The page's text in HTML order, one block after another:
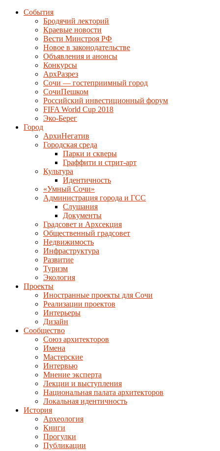
События
Бродячий лекторий
Краевые новости
Вести Минстроя РФ
Новое в законодательстве
Объявления и анонсы
Конкурсы
АрхРазрез
Сочи — гостеприимный город
СочиПешком
Российский инвестиционный форум
FIFA World Cup 2018
Эко-Берег
Город
АрхиНегатив
Городская среда
Парки и скверы
Граффити и стрит-арт
Культура
Идентичность
«Умный Сочи»
Администрация города и ГСС
Слушания
Документы
Градсовет и Архсекция
Общественный градсовет
Недвижимость
Инфраструктура
Развитие
Туризм
Экология
Проекты
Иностранные проекты для Сочи
Реализации проектов
Интерьеры
Дизайн
Сообщество
Союз архитекторов
Имена
Мастерские
Интервью
Мнение эксперта
Лекции и выступления
Национальная палата архитекторов
Локальная идентичность
История
Археология
Книги
Прогулки
Публикации